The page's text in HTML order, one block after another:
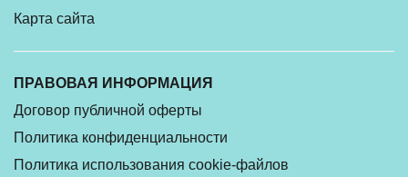
Карта сайта
ПРАВОВАЯ ИНФОРМАЦИЯ
Договор публичной оферты
Политика конфиденциальности
Политика использования cookie-файлов